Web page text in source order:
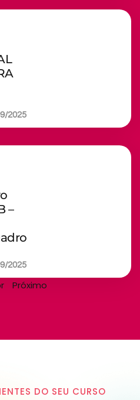
2025
–
2025
Próximo
DO SEU CURSO